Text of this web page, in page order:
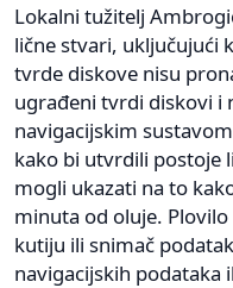
Lokalni tužitelj
lične stvari, uključujući
tvrde diskove nisu
ugrađeni tvrdi diskovi i
navigacijskim
kako bi utvrdili postoje
mogli ukazati na to
minuta od oluje.
kutiju ili snimač
navigacijskih podataka